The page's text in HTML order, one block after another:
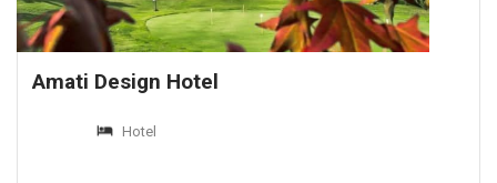
Amati Design Hotel
Hotel